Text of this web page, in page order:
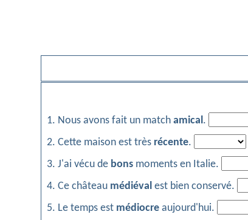
1. Nous avons fait un matchamical .
2. Cette maison est très récente.
3. J'ai vécu de bons moments en Italie.
4. Ce château médiéval est bien conservé.
5. Le temps est médiocre aujourd'hui.